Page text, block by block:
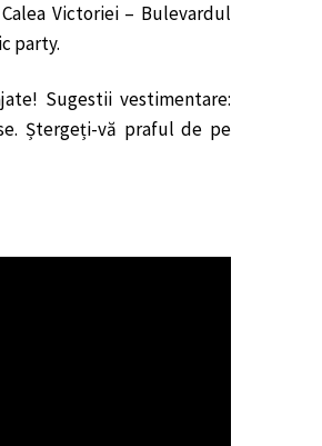
Victoriei – Bulevardul
party.
Sugestii vestimentare:
Ștergeți-vă praful de pe